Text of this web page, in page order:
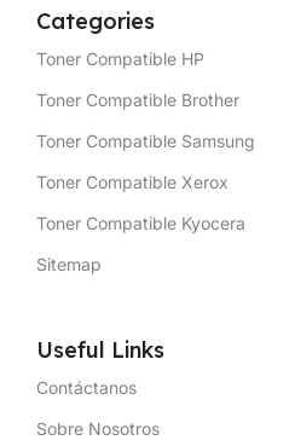
Categories
Toner Compatible HP
Toner Compatible Brother
Toner Compatible Samsung
Toner Compatible Xerox
Toner Compatible Kyocera
Sitemap
Useful Links
Contáctanos
Sobre Nosotros